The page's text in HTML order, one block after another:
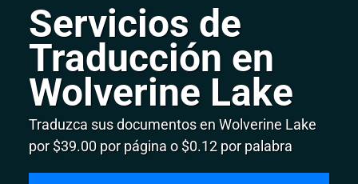
Servicios de
Traducción en
Wolverine Lake
Traduzca sus documentos en Wolverine Lake
por $39.00 por página o $0.12 por palabra